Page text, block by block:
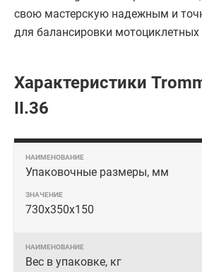
свою мастерскую надежным и
для балансировки мотоциклетных
Характеристики
II.36
Упаковочные размеры, мм
730х350х150
Вес в упаковке, кг